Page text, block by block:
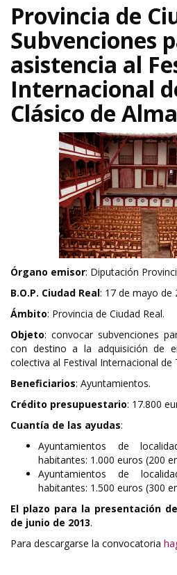
Provincia de
Subvenciones
asistencia al
Internacional
Clásico de
Órgano emisor: Diputación
B.O.P. Ciudad Real: 17 de mayo de
Ámbito: Provincia de Ciudad Real.
Objeto: convocar subvenciones
con destino a la adquisición de
colectiva al Festival Internacional de
Beneficiarios: Ayuntamientos.
Crédito presupuestario: 17.800
Cuantía de las ayudas:
Ayuntamientos de
habitantes: 1.000 euros (200
Ayuntamientos de
habitantes: 1.500 euros (300
El plazo para la presentación
de junio de 2013.
Para descargarse la convocatoria